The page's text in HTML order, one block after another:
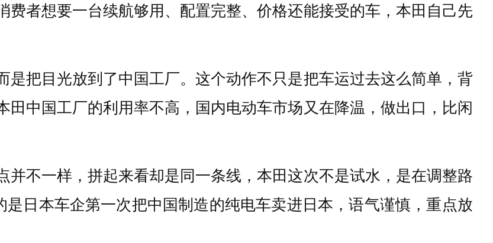
费者想要一台续航够用、配置完整、价格还能接受的车，本田自己先
是把目光放到了中国工厂。这个动作不只是把车运过去这么简单，背
田中国工厂的利用率不高，国内电动车市场又在降温，做出口，比闲
并不一样，拼起来看却是同一条线，本田这次不是试水，是在调整路
是日本车企第一次把中国制造的纯电车卖进日本，语气谨慎，重点放